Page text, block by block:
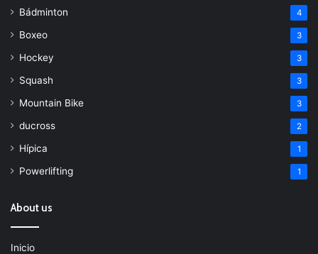
Bádminton 4
Boxeo 3
Hockey 3
Squash 3
Mountain Bike 3
ducross 2
Hípica 1
Powerlifting 1
About us
Inicio